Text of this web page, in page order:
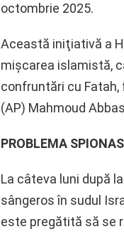
octombrie 2025.
Această iniţiativă a
mişcarea islamistă,
confruntări cu
(AP) Mahmoud
PROBLEMA
La câteva luni după
sângeros în sudul
este pregătită să se